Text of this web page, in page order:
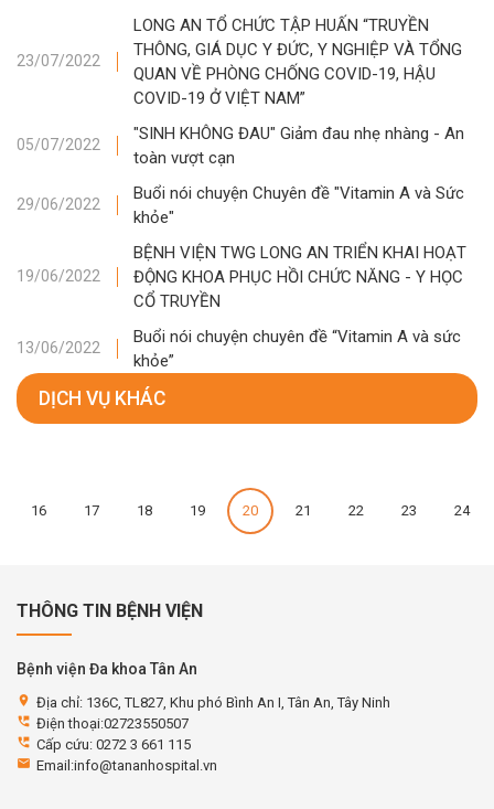
23/07/2022
LONG AN TỔ CHỨC TẬP HUẤN “TRUYỀN
THÔNG, GIÁ DỤC Y ĐỨC, Y NGHIỆP VÀ TỔNG
QUAN VỀ PHÒNG CHỐNG COVID-19, HẬU
COVID-19 Ở VIỆT NAM”
05/07/2022
"SINH KHÔNG ĐAU" Giảm đau nhẹ nhàng - An
toàn vượt cạn
29/06/2022
Buổi nói chuyện Chuyên đề "Vitamin A và Sức
khỏe"
19/06/2022
BỆNH VIỆN TWG LONG AN TRIỂN KHAI HOẠT
ĐỘNG KHOA PHỤC HỒI CHỨC NĂNG - Y HỌC
CỔ TRUYỀN
13/06/2022
Buổi nói chuyện chuyên đề “Vitamin A và sức
khỏe”
DỊCH VỤ KHÁC
16 17 18 19 20 21 22 23 24
THÔNG TIN BỆNH VIỆN
Bệnh viện Đa khoa Tân An
location_on Địa chỉ: 136C, TL827, Khu phó Bình An I, Tân An, Tây Ninh
perm_phone_msg Điện thoại:02723550507
perm_phone_msg Cấp cứu: 0272 3 661 115
email Email:info@tananhospital.vn